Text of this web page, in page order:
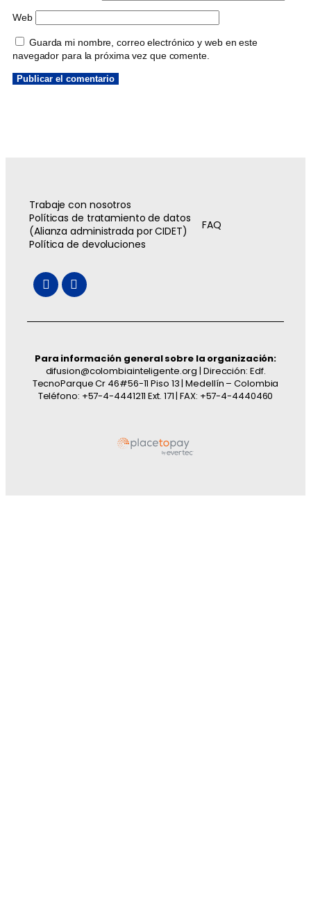
Web
Guarda mi nombre, correo electrónico y web en este
navegador para la próxima vez que comente.
Trabaje con nosotros
Políticas de tratamiento de datos
(Alianza administrada por CIDET)
FAQ
Política de devoluciones
Para información general sobre la organización:
difusion@colombiainteligente.org | Dirección: Edf.
TecnoParque Cr 46#56-11 Piso 13 | Medellín – Colombia
Teléfono: +57-4-4441211 Ext. 171 | FAX: +57-4-4440460